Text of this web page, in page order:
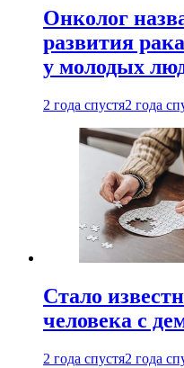
Онколог
развития
у молодых
2 года спустя2 года
Стало
человека с
2 года спустя2 года